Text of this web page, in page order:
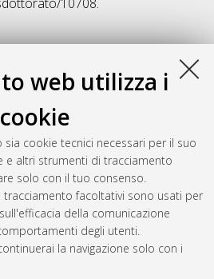
web utilizza i
cookie
cookie tecnici necessari per il suo
e altri strumenti di tracciamento
solo con il tuo consenso.
facoltativi sono usati per
della comunicazione
degli utenti.
la navigazione solo con i
Characterization of pyrolysis
biomaterials, biomasses and
Alma Mater Studiorum
di ricerca inIngegneria civile,
materiali, 35 Ciclo.
generata ilSun Aug 9 20:39:44 2026